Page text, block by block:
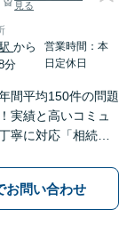
見る
から
分
営業時間：本
日定休日
間平均150件の問題
実績と高いコミュ
寧に対応「相続／
収）／刑事事件
はお任せください
夜間対応可】【大
お問い合わせ